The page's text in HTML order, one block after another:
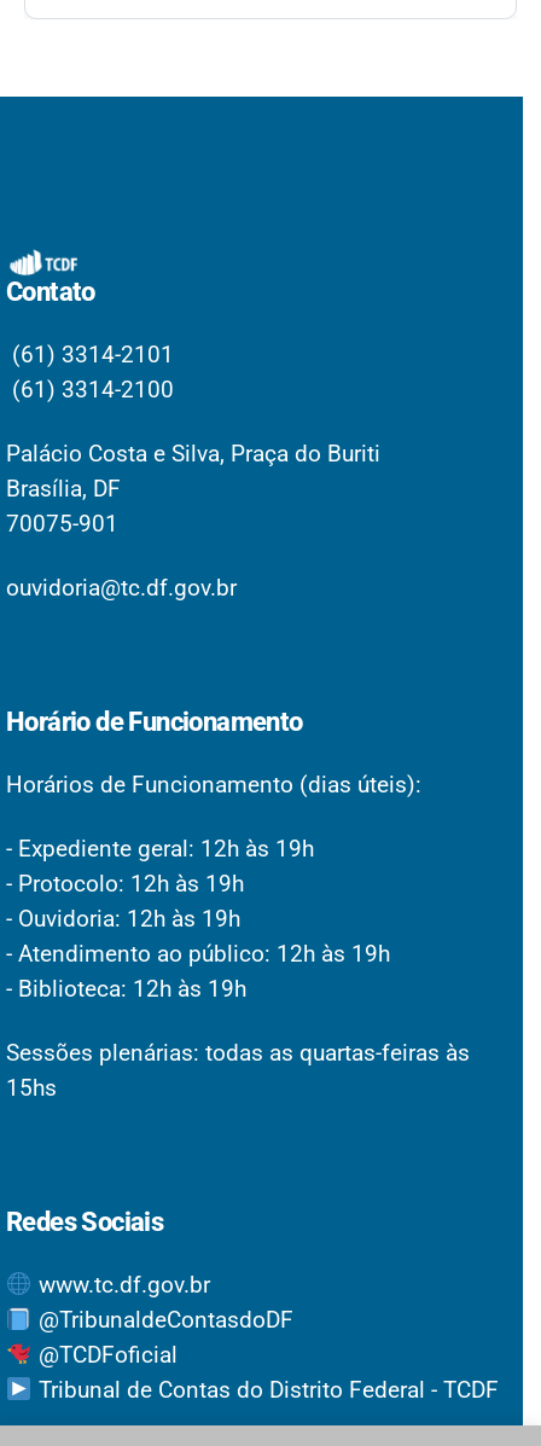
Contato
(61) 3314-2101
(61) 3314-2100
Palácio Costa e Silva, Praça do Buriti
Brasília, DF
70075-901
ouvidoria@tc.df.gov.br
Horário de Funcionamento
Horários de Funcionamento (dias úteis):
- Expediente geral: 12h às 19h
- Protocolo: 12h às 19h
- Ouvidoria: 12h às 19h
- Atendimento ao público: 12h às 19h
- Biblioteca: 12h às 19h
Sessões plenárias: todas as quartas-feiras às
15hs
Redes Sociais
www.tc.df.gov.br
@TribunaldeContasdoDF
@TCDFoficial
Tribunal de Contas do Distrito Federal - TCDF